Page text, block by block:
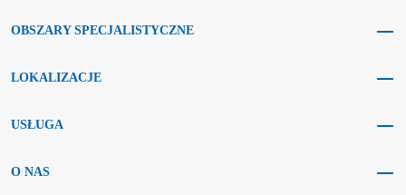
OBSZARY SPECJALISTYCZNE
LOKALIZACJE
USŁUGA
O NAS